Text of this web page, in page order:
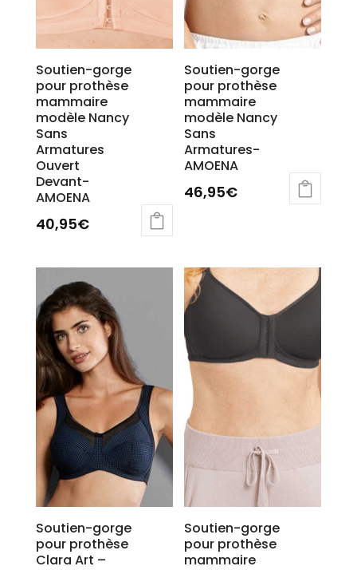
Soutien-gorge
pour prothèse
mammaire
modèle Nancy
Sans
Armatures
Ouvert
Devant-
AMOENA
40,95€
plusieurs
variations.
Les
options
peuvent
être
choisies
sur
page
du
produit
Soutien-gorge
pour prothèse
mammaire
modèle Nancy
Sans
Armatures-
AMOENA
46,95€
Soutien-gorge
pour prothèse
Clara Art –
Soutien-gorge
pour prothèse
mammaire